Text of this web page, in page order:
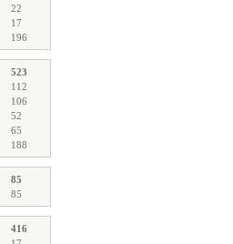
22
17
196
523
112
106
52
65
188
85
85
416